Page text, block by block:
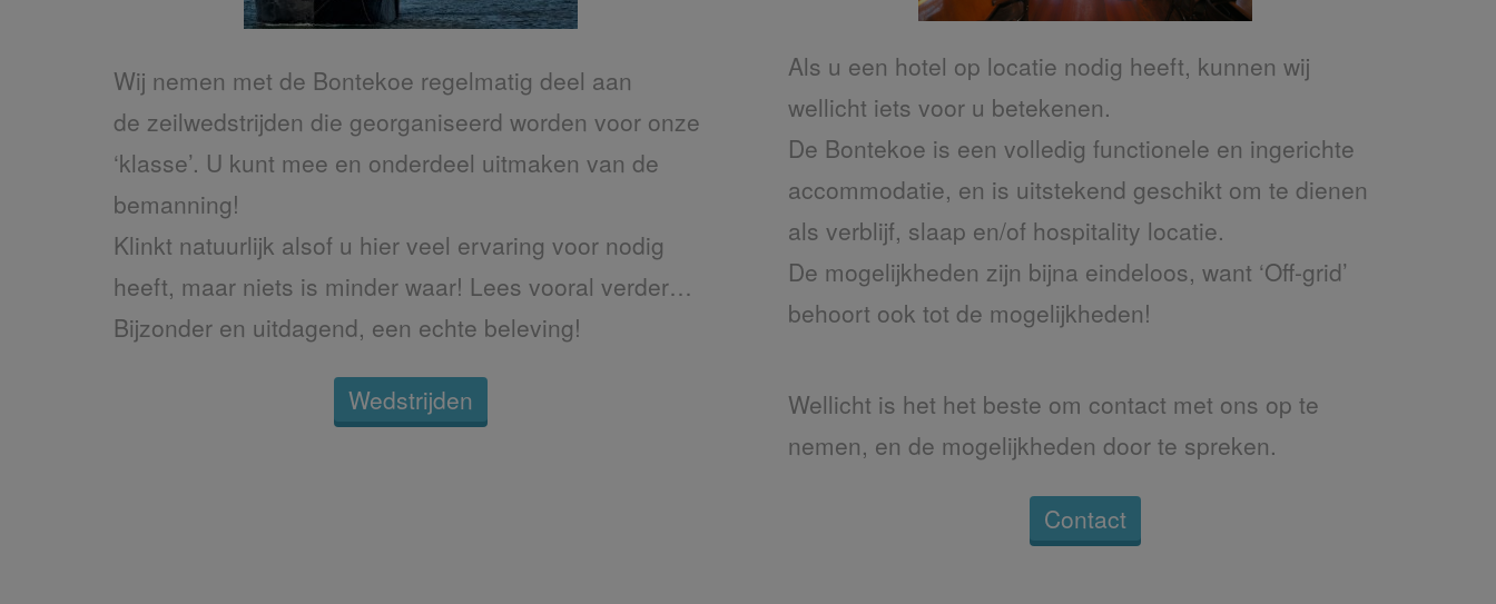
Wij nemen met de Bontekoe regelmatig deel aan
de zeilwedstrijden die georganiseerd worden voor onze
‘klasse’. U kunt mee en onderdeel uitmaken van de
bemanning!
Klinkt natuurlijk alsof u hier veel ervaring voor nodig
heeft, maar niets is minder waar! Lees vooral verder…
Bijzonder en uitdagend, een echte beleving!
Wedstrijden
Als u een hotel op locatie nodig heeft, kunnen wij
wellicht iets voor u betekenen.
De Bontekoe is een volledig functionele en ingerichte
accommodatie, en is uitstekend geschikt om te dienen
als verblijf, slaap en/of hospitality locatie.
De mogelijkheden zijn bijna eindeloos, want ‘Off-grid’
behoort ook tot de mogelijkheden!
Wellicht is het het beste om contact met ons op te
nemen, en de mogelijkheden door te spreken.
Contact